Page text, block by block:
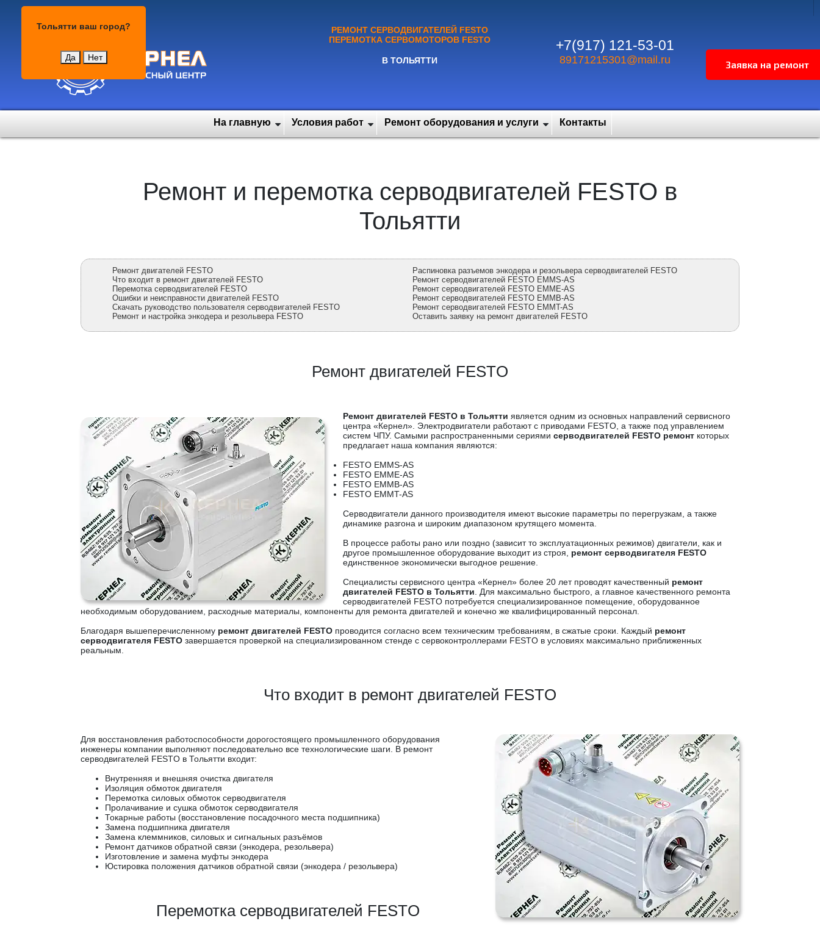
Тольятти ваш город?
Да Нет
РЕМОНТ СЕРВОДВИГАТЕЛЕЙ FESTO
ПЕРЕМОТКА СЕРВОМОТОРОВ FESTO
В ТОЛЬЯТТИ
+7(917) 121-53-01
89171215301@mail.ru
На главную Условия работ Ремонт оборудования и услуги Контакты
Ремонт и перемотка серводвигателей FESTO в
Тольятти
Ремонт двигателей FESTO
Что входит в ремонт двигателей FESTO
Перемотка серводвигателей FESTO
Ошибки и неисправности двигателей FESTO
Скачать руководство пользователя серводвигателей FESTO
Ремонт и настройка энкодера и резольвера FESTO
Распиновка разъемов энкодера и резольвера серводвигателей FESTO
Ремонт серводвигателей FESTO EMMS-AS
Ремонт серводвигателей FESTO EMME-AS
Ремонт серводвигателей FESTO EMMB-AS
Ремонт серводвигателей FESTO EMMT-AS
Оставить заявку на ремонт двигателей FESTO
Ремонт двигателей FESTO
Ремонт двигателей FESTO в Тольятти является одним из основных направлений сервисного
центра «Кернел». Электродвигатели работают с приводами FESTO, а также под управлением
систем ЧПУ. Самыми распространенными сериями серводвигателей FESTO ремонт которых
предлагает наша компания являются:
FESTO EMMS-AS
FESTO EMME-AS
FESTO EMMB-AS
FESTO EMMT-AS
Серводвигатели данного производителя имеют высокие параметры по перегрузкам, а также
динамике разгона и широким диапазоном крутящего момента.
В процессе работы рано или поздно (зависит то эксплуатационных режимов) двигатели, как и
другое промышленное оборудование выходит из строя, ремонт серводвигателя FESTO
единственное экономически выгодное решение.
Специалисты сервисного центра «Кернел» более 20 лет проводят качественный ремонт
двигателей FESTO в Тольятти . Для максимально быстрого, а главное качественного ремонта
серводвигателей FESTO потребуется специализированное помещение, оборудованное
необходимым оборудованием, расходные материалы, компоненты для ремонта двигателей и конечно же квалифицированный персонал.
Благодаря вышеперечисленному ремонт двигателей FESTO проводится согласно всем техническим требованиям, в сжатые сроки. Каждый ремонт
серводвигателя FESTO завершается проверкой на специализированном стенде с сервоконтроллерами FESTO в условиях максимально приближенных
реальным.
Что входит в ремонт двигателей FESTO
Для восстановления работоспособности дорогостоящего промышленного оборудования
инженеры компании выполняют последовательно все технологические шаги. В ремонт
серводвигателей FESTO в Тольятти входит:
Внутренняя и внешняя очистка двигателя
Изоляция обмоток двигателя
Перемотка силовых обмоток серводвигателя
Пролачивание и сушка обмоток серводвигателя
Токарные работы (восстановление посадочного места подшипника)
Замена подшипника двигателя
Замена клеммников, силовых и сигнальных разъёмов
Ремонт датчиков обратной связи (энкодера, резольвера)
Изготовление и замена муфты энкодера
Юстировка положения датчиков обратной связи (энкодера / резольвера)
Перемотка серводвигателей FESTO